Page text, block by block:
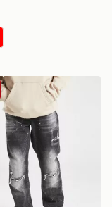
& Demand Denver